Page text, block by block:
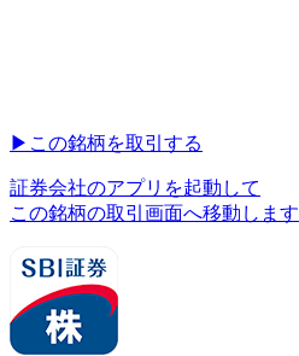
▶︎ この銘柄を取引する
証券会社のアプリを起動して
この銘柄の取引画面へ移動します